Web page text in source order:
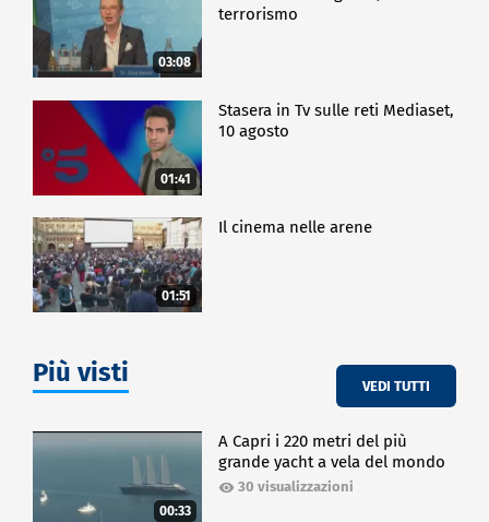
03:08
terrorismo
01:41
Stasera in Tv sulle reti Mediaset,
10 agosto
01:51
Il cinema nelle arene
Più visti VEDI TUTTI
00:33
A Capri i 220 metri del più
grande yacht a vela del mondo
30 visualizzazioni